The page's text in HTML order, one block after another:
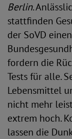
Berlin.
stattfinden
der SoVD
fordern die
Tests für alle.
Lebensmittel
nicht mehr
extrem hoch.
lassen die